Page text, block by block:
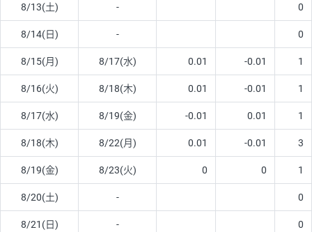
8/13(土) - 0
8/14(日) - 0
8/15(月) 8/17(水) 0.01 -0.01 1
8/16(火) 8/18(木) 0.01 -0.01 1
8/17(水) 8/19(金) -0.01 0.01 1
8/18(木) 8/22(月) 0.01 -0.01 3
8/19(金) 8/23(火) 0 0 1
8/20(土) - 0
8/21(日) - 0